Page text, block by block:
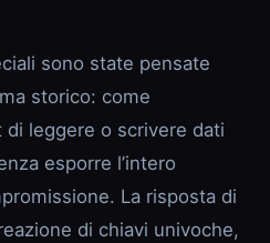
sono state pensate
storico: come
leggere o scrivere dati
esporre l’intero
La risposta di
di chiavi univoche,